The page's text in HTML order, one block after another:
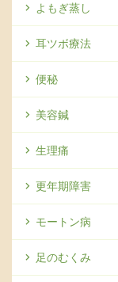
よもぎ蒸し
耳ツボ療法
便秘
美容鍼
生理痛
更年期障害
モートン病
足のむくみ